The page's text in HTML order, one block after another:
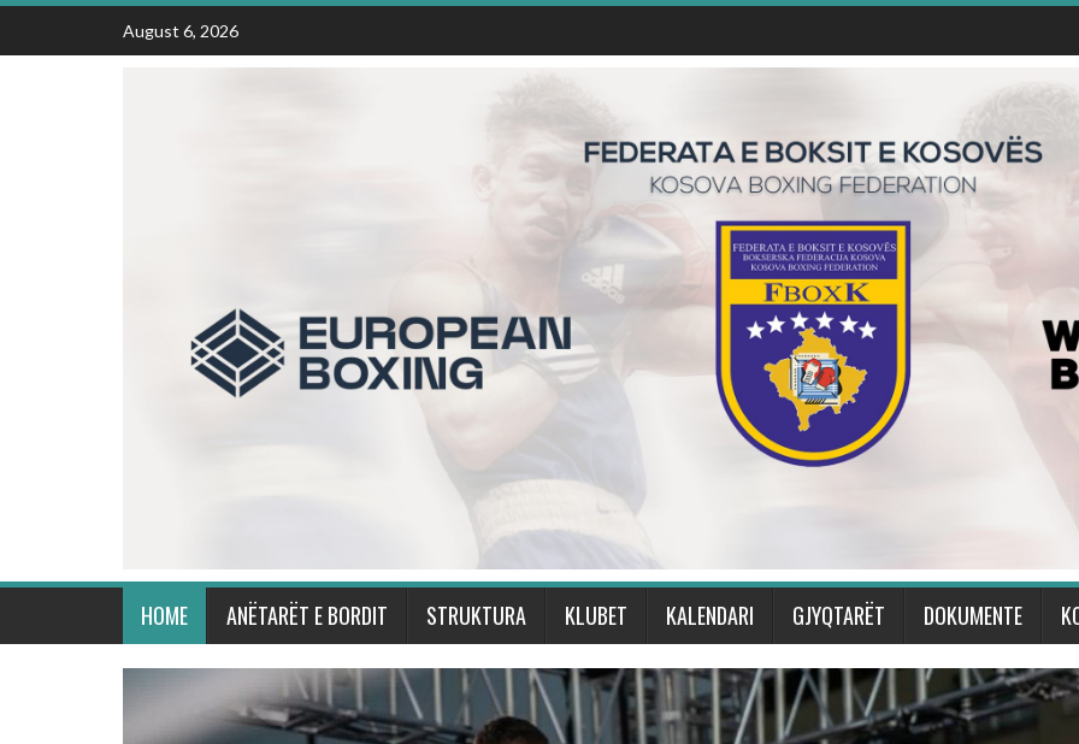
Skip
content
August 6, 2026
HOME ANËTARËT E BORDIT STRUKTURA KLUBET KALENDARI GJYQTARËT DOKUMENTE